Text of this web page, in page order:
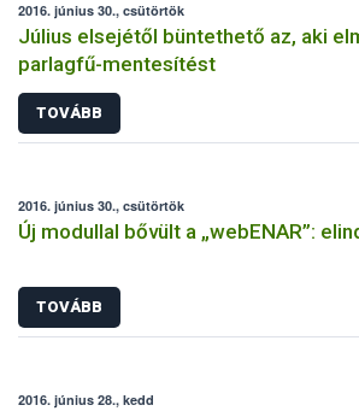
2016. június 30., csütörtök
Július elsejétől büntethető az, aki
parlagfű-mentesítést
TOVÁBB
2016. június 30., csütörtök
Új modullal bővült a „webENAR”:
TOVÁBB
2016. június 28., kedd